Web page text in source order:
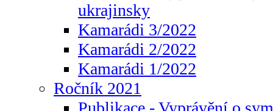
ukrajinsky
Kamarádi 3/2022
Kamarádi 2/2022
Kamarádi 1/2022
Ročník 2021